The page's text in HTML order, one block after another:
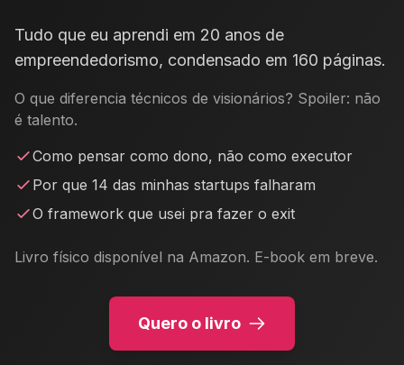
Tudo que eu aprendi em 20 anos de
empreendedorismo, condensado em 160 páginas.
O que diferencia técnicos de visionários? Spoiler: não
é talento.
Como pensar como dono, não como executor
Por que 14 das minhas startups falharam
O framework que usei pra fazer o exit
Livro físico disponível na Amazon. E-book em breve.
Quero o livro